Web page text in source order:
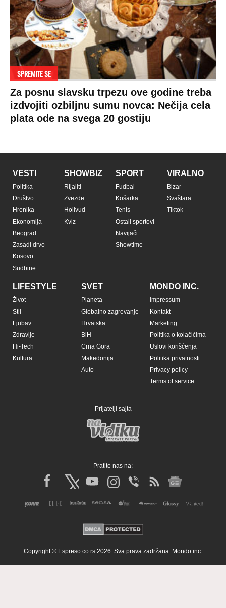
SPREMITE SE
Za posnu slavsku trpezu ove godine treba
izdvojiti ozbiljnu sumu novca: Nečija cela
plata ode na svega 20 gostiju
VESTI
Politika
Društvo
Hronika
Ekonomija
Beograd
Zasadi drvo
Kosovo
Sudbine
SHOWBIZ
Rijaliti
Zvezde
Holivud
Kviz
SPORT
Fudbal
Košarka
Tenis
Ostali sportovi
Navijači
Showtime
VIRALNO
Bizar
Svaštara
Tiktok
LIFESTYLE
Život
Stil
Ljubav
Zdravlje
Hi-Tech
Kultura
SVET
Planeta
Globalno zagrevanje
Hrvatska
BiH
Crna Gora
Makedonija
Auto
MONDO INC.
Impressum
Kontakt
Marketing
Politika o kolačićima
Uslovi korišćenja
Politika privatnosti
Privacy policy
Terms of service
Prijatelji sajta
Pratite nas na:
Copyright © Espreso.co.rs 2026. Sva prava zadržana. Mondo inc.